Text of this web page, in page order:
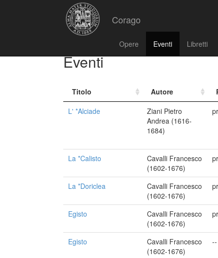
Corago
Opere Eventi Libretti
Eventi
Titolo Autore
L' *Alciade
Ziani Pietro
Andrea (1616-
1684)
La *Calisto
Cavalli Francesco
(1602-1676)
La *Doriclea
Cavalli Francesco
(1602-1676)
Egisto
Cavalli Francesco
(1602-1676)
Egisto
Cavalli Francesco
(1602-1676)
--